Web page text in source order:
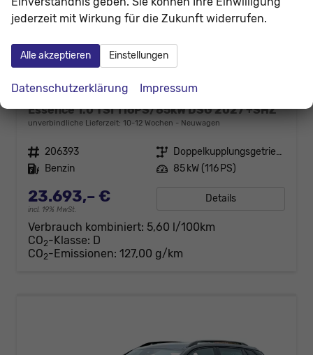
Skoda Kamiq
Essence 1.0 TSI 116PS/85kW DSG 2027 +SHZ
unverbindliche Lieferzeit: 10-12 Wochen Neuwagen
Fahrzeugnr. 206393 Getriebe
Doppelkupplungsgetriebe (DSG)
Kraftstoff Benzin Leistung 85 kW (116 PS)
23.693,– €
incl. 19% MwSt.
Details
Verbrauch kombiniert: 5,60 l/100km
CO2-Klasse: D
CO2-Emissionen: 127,00 g/km
jederzeit mit Wirkung für die Zukunft widerrufen.
Alle akzeptieren Einstellungen
Datenschutzerklärung Impressum